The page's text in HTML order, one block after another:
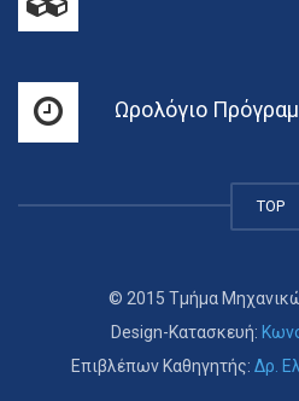
Ωρολόγιο
TOP
© 2015 Τμήμα
Design-Κατασκευή:
Επιβλέπων Καθηγητής: Δρ.